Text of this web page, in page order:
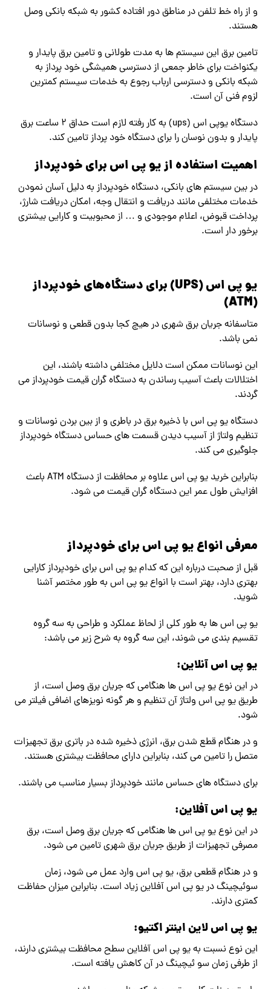
و از راه خط تلفن در مناطق دور افتاده کشور به شبکه بانکی وصل
هستند.
تامین برق این سیستم ها به مدت طولانی و تامین برق پایدار و
یکنواخت برای خاطر جمعی از دسترسی همیشگی خود پرداز به
شبکه بانکی و دسترسی ارباب رجوع به خدمات سیستم کمترین
لزوم فنی آن است.
دستگاه یوپی اس (ups) به کار رفته لازم است حداق ۲ ساعت برق
پایدار و بدون نوسان را برای دستگاه خود پرداز تامین کند.
اهمیت استفاده از یو پی اس برای خودپرداز
در بین سیستم های بانکی، دستگاه خودپرداز به دلیل آسان نمودن
خدمات مختلفی مانند دریافت و انتقال وجه، امکان دریافت شارژ،
پرداخت قبوض، اعلام موجودی و … از محبوبیت و کارایی بیشتری
برخور دار است.
یو پی اس (UPS) برای دستگاه‌های خودپرداز
(ATM)
متاسفانه جریان برق شهری در هیچ کجا بدون قطعی و نوسانات
نمی باشد.
این نوسانات ممکن است دلایل مختلفی داشته باشند، این
اختلالات باعث آسیب رساندن به دستگاه گران قیمت خودپرداز می
گردند.
دستگاه یو پی اس با ذخیره برق در باطری و از بین بردن نوسانات و
تنظیم ولتاژ از آسیب دیدن قسمت های حساس دستگاه خودپرداز
جلوگیری می کند.
بنابراین خرید یو پی اس علاوه بر محافظت از دستگاه ATM باعث
افزایش طول عمر این دستگاه گران قیمت می شود.
معرفی انواع یو پی اس برای خودپرداز
قبل از صحبت درباره این که کدام یو پی اس برای خودپرداز کارایی
بهتری دارد، بهتر است با انواع یو پی اس به طور مختصر آشنا
شوید.
یو پی اس ها به طور کلی از لحاظ عملکرد و طراحی به سه گروه
تقسیم بندی می شوند، این سه گروه به شرح زیر می باشد:
یو پی اس آنلاین:
در این نوع یو پی اس ها هنگامی که جریان برق وصل است، از
طریق یو پی اس ولتاژ آن تنظیم و هر گونه نویزهای اضافی فیلتر می
شود.
و در هنگام قطع شدن برق، انرژی ذخیره شده در باتری برق تجهیزات
متصل را تامین می کند، بنابراین دارای محافظت بیشتری هستند.
برای دستگاه های حساس مانند خودپرداز بسیار مناسب می باشند.
یو پی اس آفلاین:
در این نوع یو پی اس ها هنگامی که جریان برق وصل است، برق
مصرفی تجهیزات از طریق جریان برق شهری تامین می شود.
و در هنگام قطعی برق، یو پی اس وارد عمل می شود، زمان
سوئیچینگ در یو پی اس آفلاین زیاد است. بنابراین میزان حفاظت
کمتری دارند.
یو پی اس لاین اینتر اکتیو:
این نوع نسبت به یو پی اس آفلاین سطح محافظت بیشتری دارند،
از طرفی زمان سو ئیچینگ در آن کاهش یافته است.